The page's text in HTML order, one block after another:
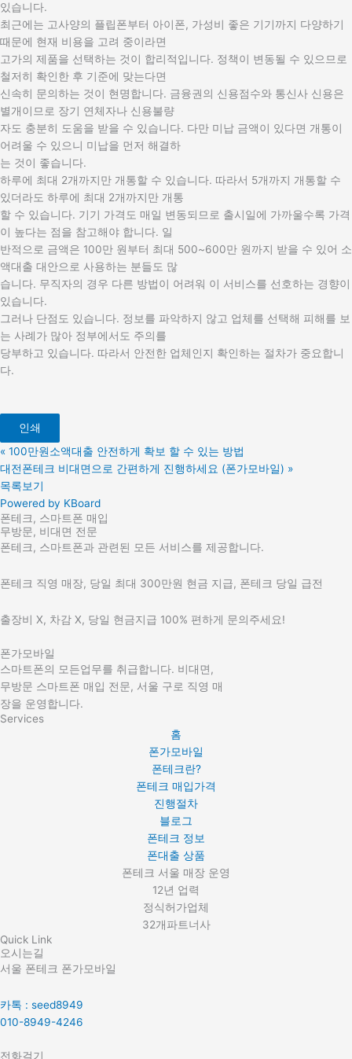
있습니다.
최근에는 고사양의 플립폰부터 아이폰, 가성비 좋은 기기까지 다양하기
때문에 현재 비용을 고려 중이라면
고가의 제품을 선택하는 것이 합리적입니다. 정책이 변동될 수 있으므로
철저히 확인한 후 기준에 맞는다면
신속히 문의하는 것이 현명합니다. 금융권의 신용점수와 통신사 신용은
별개이므로 장기 연체자나 신용불량
자도 충분히 도움을 받을 수 있습니다. 다만 미납 금액이 있다면 개통이
어려울 수 있으니 미납을 먼저 해결하
는 것이 좋습니다.
하루에 최대 2개까지만 개통할 수 있습니다. 따라서 5개까지 개통할 수
있더라도 하루에 최대 2개까지만 개통
할 수 있습니다. 기기 가격도 매일 변동되므로 출시일에 가까울수록 가격
이 높다는 점을 참고해야 합니다. 일
반적으로 금액은 100만 원부터 최대 500~600만 원까지 받을 수 있어 소
액대출 대안으로 사용하는 분들도 많
습니다. 무직자의 경우 다른 방법이 어려워 이 서비스를 선호하는 경향이
있습니다.
그러나 단점도 있습니다. 정보를 파악하지 않고 업체를 선택해 피해를 보
는 사례가 많아 정부에서도 주의를
당부하고 있습니다. 따라서 안전한 업체인지 확인하는 절차가 중요합니
다.
인쇄
« 100만원소액대출 안전하게 확보 할 수 있는 방법
대전폰테크 비대면으로 간편하게 진행하세요 (폰가모바일) »
목록보기
Powered by KBoard
폰테크, 스마트폰 매입
무방문, 비대면 전문
폰테크, 스마트폰과 관련된 모든 서비스를 제공합니다.
폰테크 직영 매장, 당일 최대 300만원 현금 지급, 폰테크 당일 급전
출장비 X, 차감 X, 당일 현금지급 100% 편하게 문의주세요!
폰가모바일
스마트폰의 모든업무를 취급합니다. 비대면,
무방문 스마트폰 매입 전문, 서울 구로 직영 매
장을 운영합니다.
Services
홈
폰가모바일
폰테크란?
폰테크 매입가격
진행절차
블로그
폰테크 정보
폰대출 상품
폰테크 서울 매장 운영
12년 업력
정식허가업체
32개파트너사
Quick Link
오시는길
서울 폰테크 폰가모바일
카톡 : seed8949
010-8949-4246
전화걸기